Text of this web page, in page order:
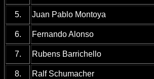
5. Juan Pablo Montoya
6. Fernando Alonso
7. Rubens Barrichello
8. Ralf Schumacher